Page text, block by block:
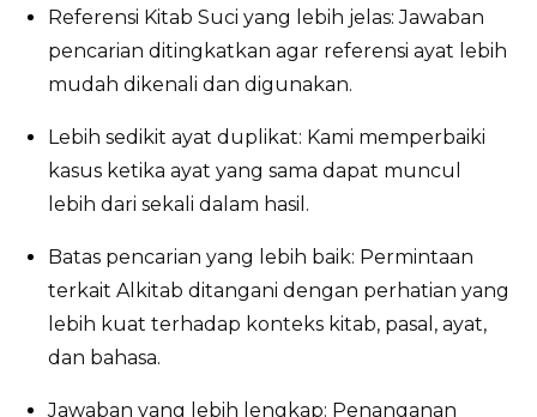
Referensi Kitab Suci yang lebih jelas: Jawaban
pencarian ditingkatkan agar referensi ayat lebih
mudah dikenali dan digunakan.
Lebih sedikit ayat duplikat: Kami memperbaiki
kasus ketika ayat yang sama dapat muncul
lebih dari sekali dalam hasil.
Batas pencarian yang lebih baik: Permintaan
terkait Alkitab ditangani dengan perhatian yang
lebih kuat terhadap konteks kitab, pasal, ayat,
dan bahasa.
Jawaban yang lebih lengkap: Penanganan